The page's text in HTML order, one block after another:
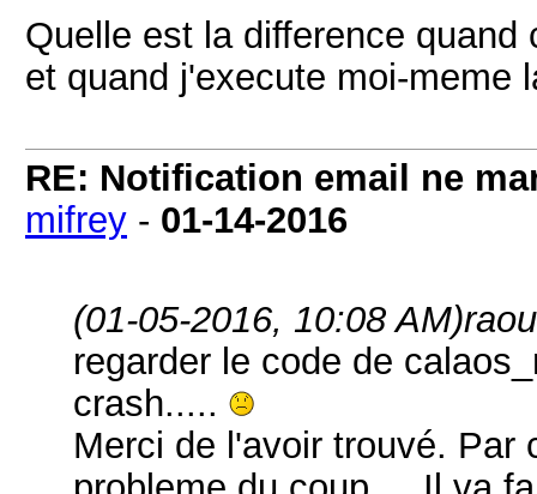
Quelle est la difference
et quand j'execute moi-meme
RE: Notification email ne
mifrey - 01-14-2016
(01-05-2016, 10:08 AM)
regarder le code de
crash.....
Merci de l'avoir trouvé. Par